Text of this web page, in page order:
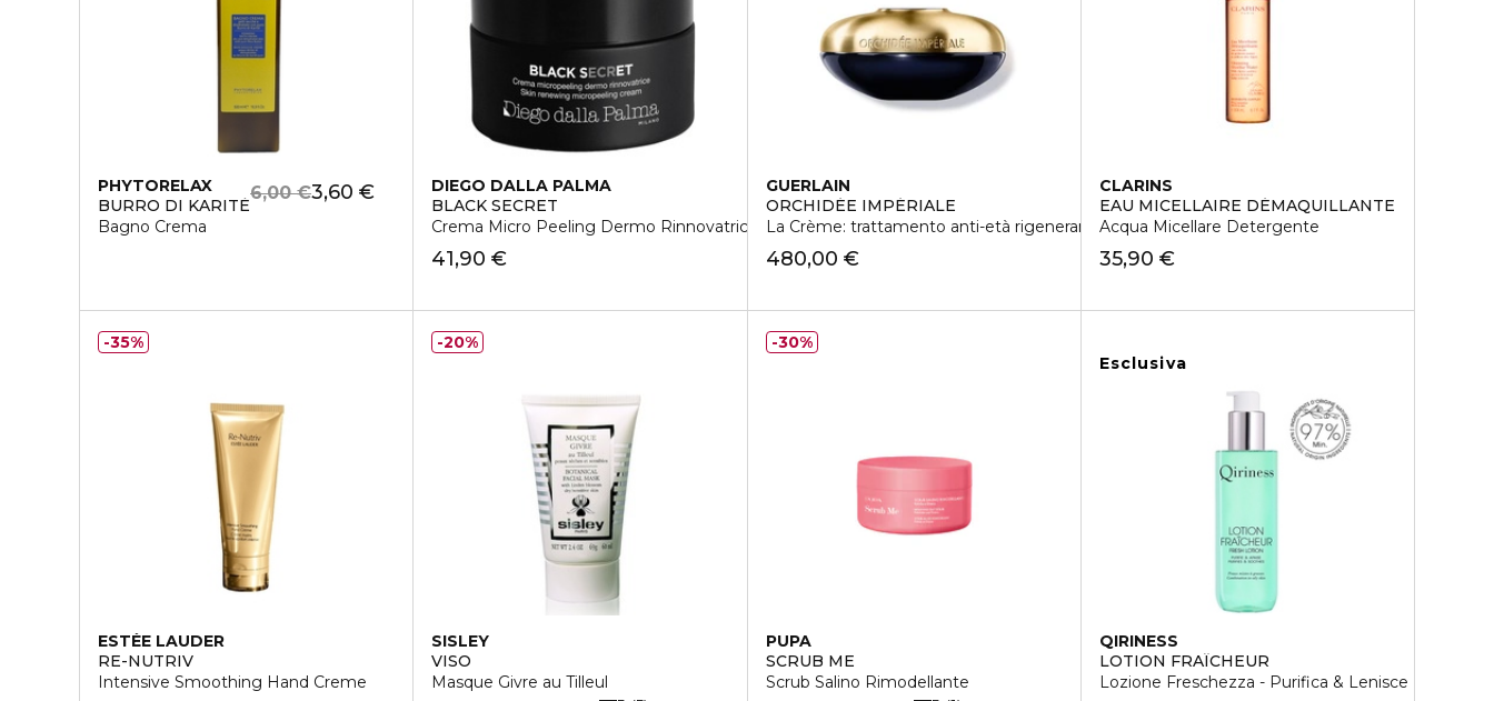
PHYTORELAX
BURRO DI KARITÈ
Bagno Crema
3,60 €
6,00 €
DIEGO DALLA PALMA
BLACK SECRET
Crema Micro Peeling Dermo Rinnovatrice
41,90 €
GUERLAIN
ORCHIDÉE IMPÉRIALE
La Crème: trattamento anti-età rigenerante d'eccezione
480,00 €
CLARINS
EAU MICELLAIRE DÉMAQUILLANTE
Acqua Micellare Detergente
35,90 €
ESTÉE LAUDER
RE-NUTRIV
Intensive Smoothing Hand Creme
35%
SISLEY
VISO
Masque Givre au Tilleul
20%
PUPA
SCRUB ME
Scrub Salino Rimodellante
30%
Esclusiva
QIRINESS
LOTION FRAÎCHEUR
Lozione Freschezza - Purifica & Lenisce